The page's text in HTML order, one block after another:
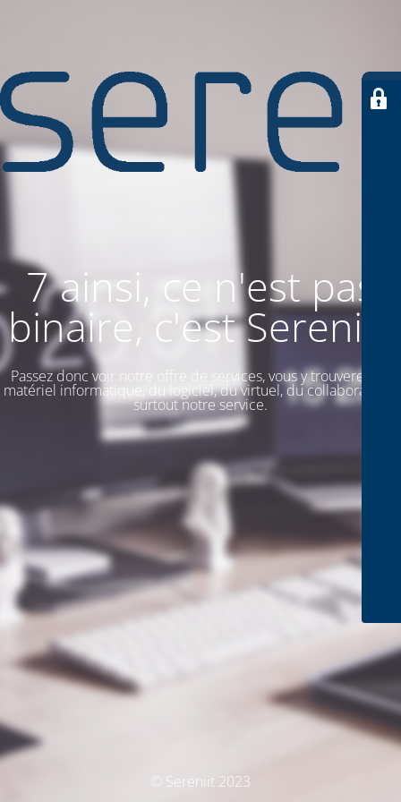
7 ainsi, ce n'est pas
binaire, c'est SereniiT
Passez donc voir notre offre de services, vous y trouverez du
matériel informatique, du logiciel, du virtuel, du collaboratif. Et
surtout notre service.
© Sereniit 2023